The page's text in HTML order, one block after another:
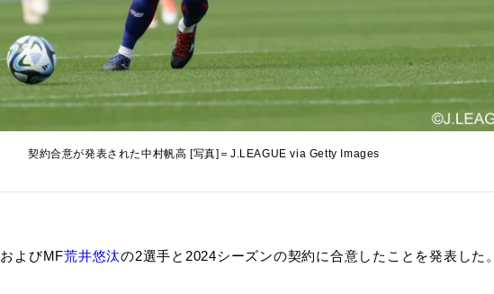
契約合意が発表された中村帆高 [写真]＝J.LEAGUE via Getty Images
およびMF荒井悠汰の2選手と2024シーズンの契約に合意したことを発表した。